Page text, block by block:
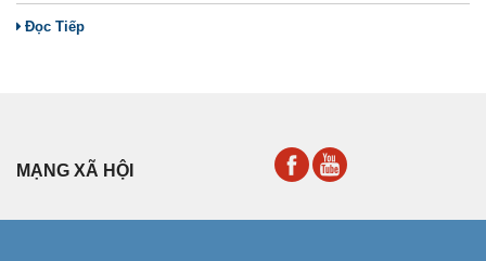
Đọc Tiếp
MẠNG XÃ HỘI